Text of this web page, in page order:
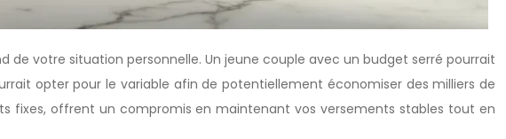
de votre situation personnelle. Un jeune couple avec un budget serré pourrait
opter pour le variable afin de potentiellement économiser des milliers de
fixes, offrent un compromis en maintenant vos versements stables tout en